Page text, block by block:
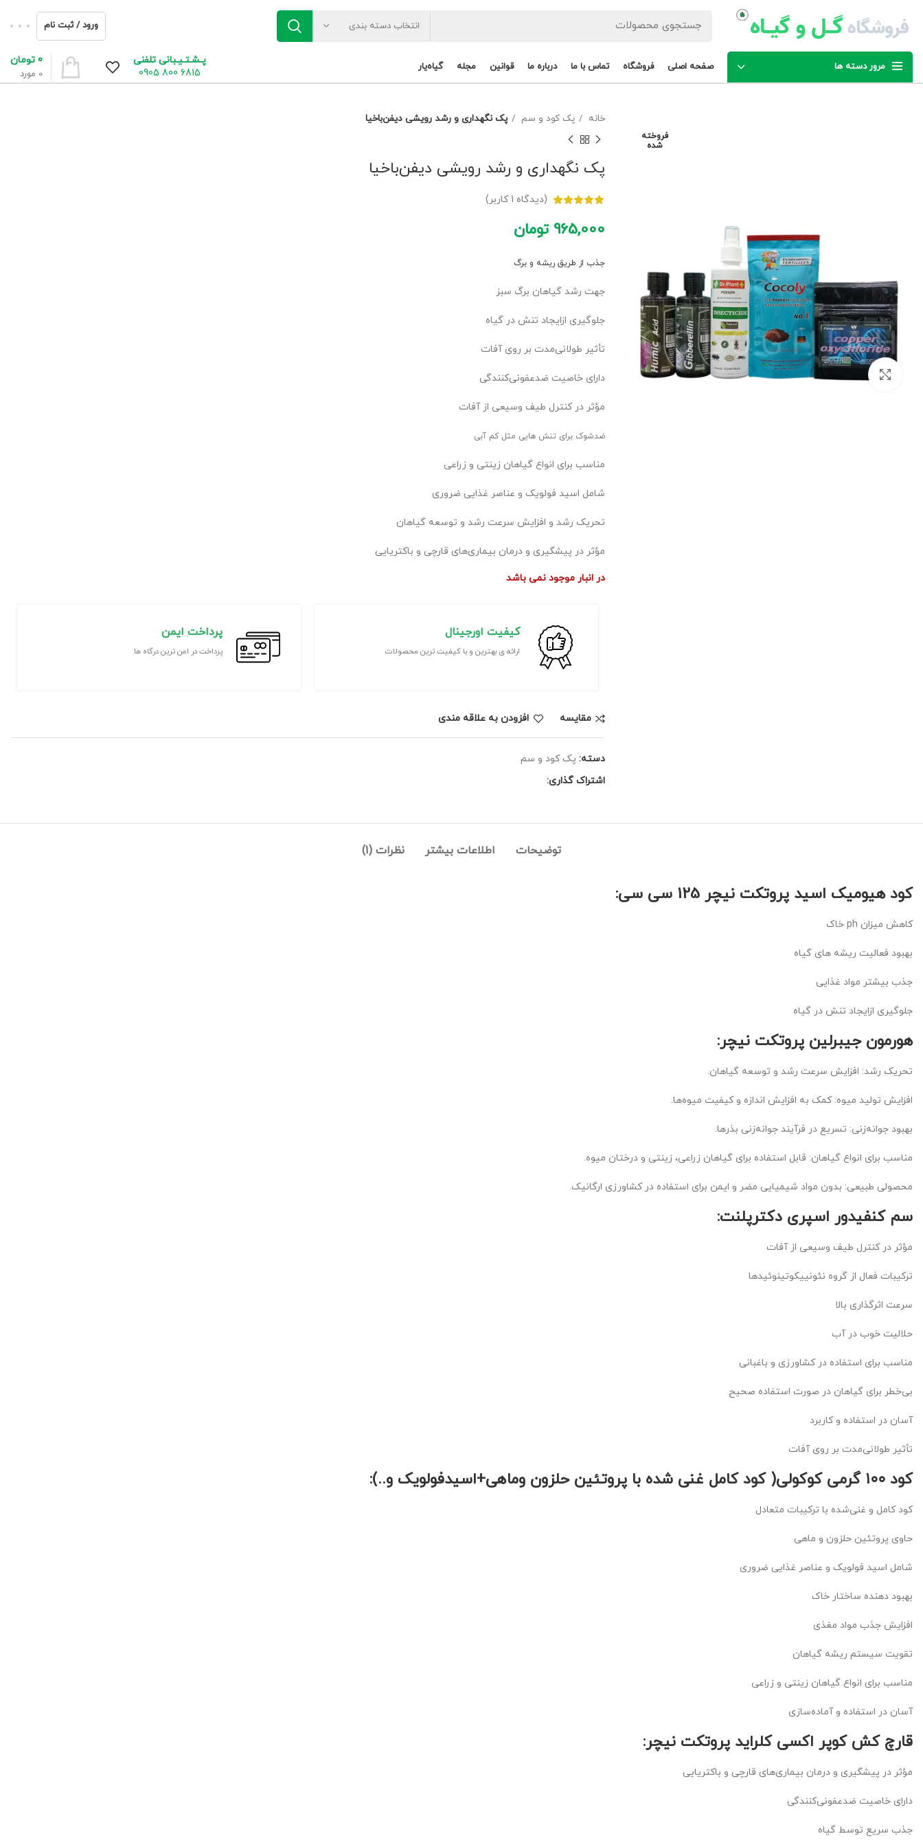
انتخاب دسته بندی ورود / ثبت نام
مرور دسته ها صفحه اصلی فروشگاه تماس با ما درباره ما قوانین مجله گیاه‌یار
پـشـتـیـبانی تلفنی
6815 800 0905
0 مورد
0 تومان
فروخته
شده
برای بزرگنمایی کلیک کنید
خانه پک کود و سم پک نگهداری و رشد رویشی دیفن‌باخیا
پک نگهداری و رشد رویشی دیفن‌باخیا
(دیدگاه 1 کاربر)
965,000 تومان
جذب از طریق ریشه و برگ
جهت رشد گیاهان برگ سبز
جلوگیری ازایجاد تنش در گیاه
تأثیر طولانی‌مدت بر روی آفات
دارای خاصیت ضدعفونی‌کنندگی
مؤثر در کنترل طیف وسیعی از آفات
ضدشوک برای تنش هایی مثل کم آبی
مناسب برای انواع گیاهان زینتی و زراعی
شامل اسید فولویک و عناصر غذایی ضروری
تحریک رشد و افزایش سرعت رشد و توسعه گیاهان
مؤثر در پیشگیری و درمان بیماری‌های قارچی و باکتریایی
در انبار موجود نمی باشد
کیفیت اورجینال
ارائه ی بهترین و با کیفیت ترین محصولات
پرداخت ایمن
پرداخت در امن ترین درگاه ها
مقايسه افزودن به علاقه مندی
دسته: پک کود و سم
اشتراک گذاری:
توضیحات اطلاعات بیشتر نظرات (1)
کود هیومیک اسید پروتکت نیچر 125 سی سی:
کاهش میزان ph خاک
بهبود فعالیت ریشه های گیاه
جذب بیشتر مواد غذایی
جلوگیری ازایجاد تنش در گیاه
هورمون جیبرلین پروتکت نیچر:
تحریک رشد: افزایش سرعت رشد و توسعه گیاهان.
افزایش تولید میوه: کمک به افزایش اندازه و کیفیت میوه‌ها.
بهبود جوانه‌زنی: تسریع در فرآیند جوانه‌زنی بذرها.
مناسب برای انواع گیاهان: قابل استفاده برای گیاهان زراعی، زینتی و درختان میوه.
محصولی طبیعی: بدون مواد شیمیایی مضر و ایمن برای استفاده در کشاورزی ارگانیک.
سم کنفیدور اسپری دکترپلنت:
مؤثر در کنترل طیف وسیعی از آفات
ترکیبات فعال از گروه نئونییکوتینوئیدها
سرعت اثرگذاری بالا
حلالیت خوب در آب
مناسب برای استفاده در کشاورزی و باغبانی
بی‌خطر برای گیاهان در صورت استفاده صحیح
آسان در استفاده و کاربرد
تأثیر طولانی‌مدت بر روی آفات
کود ۱۰۰ گرمی کوکولی( کود کامل غنی شده با پروتئین حلزون وماهی+اسیدفولویک و..):
کود کامل و غنی‌شده با ترکیبات متعادل
حاوی پروتئین حلزون و ماهی
شامل اسید فولویک و عناصر غذایی ضروری
بهبود دهنده ساختار خاک
افزایش جذب مواد مغذی
تقویت سیستم ریشه گیاهان
مناسب برای انواع گیاهان زینتی و زراعی
آسان در استفاده و آماده‌سازی
قارچ کش کوپر اکسی کلراید پروتکت نیچر:
مؤثر در پیشگیری و درمان بیماری‌های قارچی و باکتریایی
دارای خاصیت ضدعفونی‌کنندگی
جذب سریع توسط گیاه